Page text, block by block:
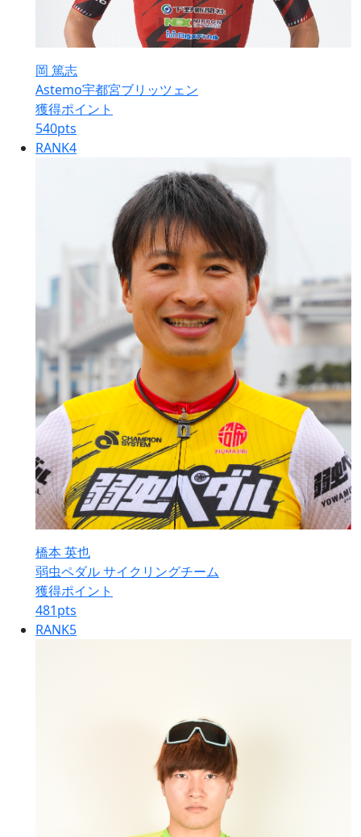
岡 篤志
Astemo宇都宮ブリッツェン
獲得ポイント
540pts
RANK4
橋本 英也
弱虫ペダル サイクリングチーム
獲得ポイント
481pts
RANK5